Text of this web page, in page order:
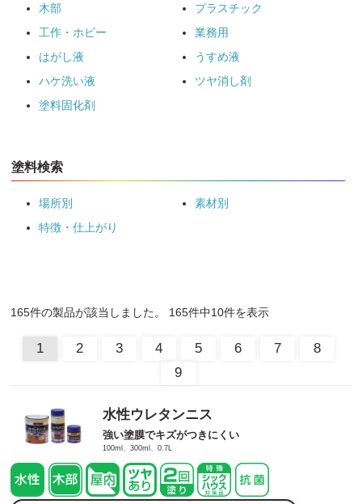
木部
プラスチック
工作・ホビー
業務用
はがし液
うすめ液
ハケ洗い液
ツヤ消し剤
塗料固化剤
塗料検索
場所別
素材別
特徴・仕上がり
165件の製品が該当しました。 165件中10件を表示
1 2 3 4 5 6 7
8
9
水性ウレタンニス
強い塗膜でキズがつきにくい
100ml、300ml、0.7L